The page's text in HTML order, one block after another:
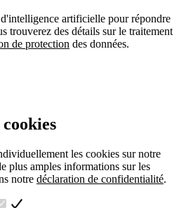
artificielle pour répondre
trouverez des détails sur le traitement
de protection des données.
les cookies sur notre
plus amples informations sur les
notre déclaration de confidentialité.